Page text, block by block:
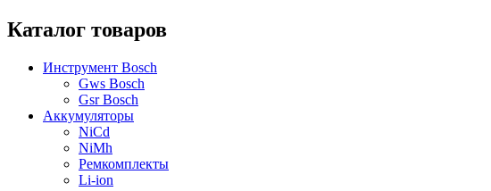
Статьи
Каталог товаров
Инструмент Bosch
Gws Bosch
Gsr Bosch
Аккумуляторы
NiCd
NiMh
Ремкомплекты
Li-ion